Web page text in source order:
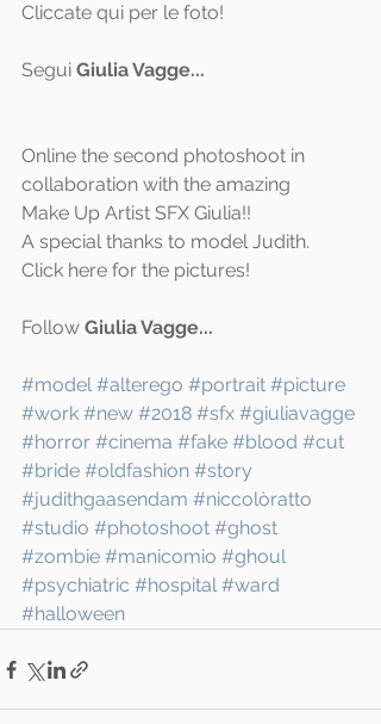
Cliccate qui per le foto!
Segui Giulia Vagge...
Online the second photoshoot in
collaboration with the amazing
Make Up Artist SFX Giulia!!
A special thanks to model Judith.
Click here for the pictures!
Follow Giulia Vagge...
#model #alterego #portrait #picture
#work #new #2018 #sfx #giuliavagge
#horror #cinema #fake #blood #cut
#bride #oldfashion #story
#judithgaasendam #niccolòratto
#studio #photoshoot #ghost
#zombie #manicomio #ghoul
#psychiatric #hospital #ward
#halloween